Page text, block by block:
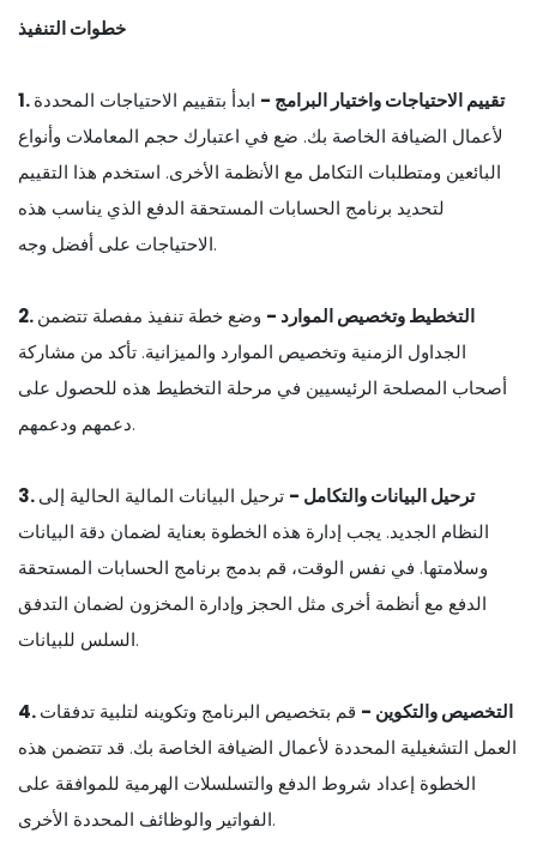
خطوات التنفيذ
1. تقييم الاحتياجات واختيار البرامج - ابدأ بتقييم الاحتياجات المحددة
لأعمال الضيافة الخاصة بك. ضع في اعتبارك حجم المعاملات وأنواع
البائعين ومتطلبات التكامل مع الأنظمة الأخرى. استخدم هذا التقييم
لتحديد برنامج الحسابات المستحقة الدفع الذي يناسب هذه
الاحتياجات على أفضل وجه.
2. التخطيط وتخصيص الموارد - وضع خطة تنفيذ مفصلة تتضمن
الجداول الزمنية وتخصيص الموارد والميزانية. تأكد من مشاركة
أصحاب المصلحة الرئيسيين في مرحلة التخطيط هذه للحصول على
دعمهم ودعمهم.
3. ترحيل البيانات والتكامل - ترحيل البيانات المالية الحالية إلى
النظام الجديد. يجب إدارة هذه الخطوة بعناية لضمان دقة البيانات
وسلامتها. في نفس الوقت، قم بدمج برنامج الحسابات المستحقة
الدفع مع أنظمة أخرى مثل الحجز وإدارة المخزون لضمان التدفق
السلس للبيانات.
4. التخصيص والتكوين - قم بتخصيص البرنامج وتكوينه لتلبية تدفقات
العمل التشغيلية المحددة لأعمال الضيافة الخاصة بك. قد تتضمن هذه
الخطوة إعداد شروط الدفع والتسلسلات الهرمية للموافقة على
الفواتير والوظائف المحددة الأخرى.